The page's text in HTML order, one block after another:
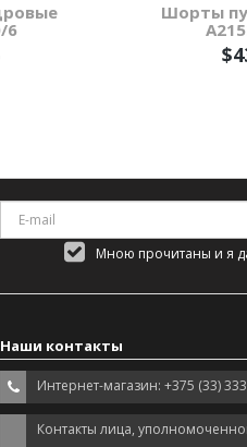
6
Шорты
Мною прочитаны и я
Наши контакты
Интернет-магазин: +375 (33)
Контакты лица,